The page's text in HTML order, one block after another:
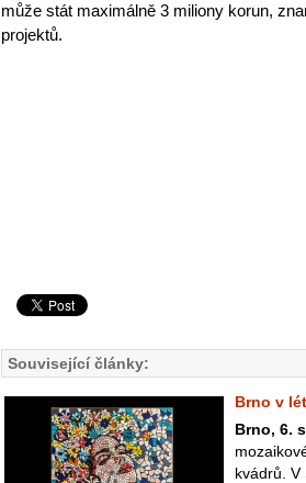
může stát maximálně 3 miliony korun,
projektů.
Související články:
Brno v
Brno, 6.
kvádrů. V